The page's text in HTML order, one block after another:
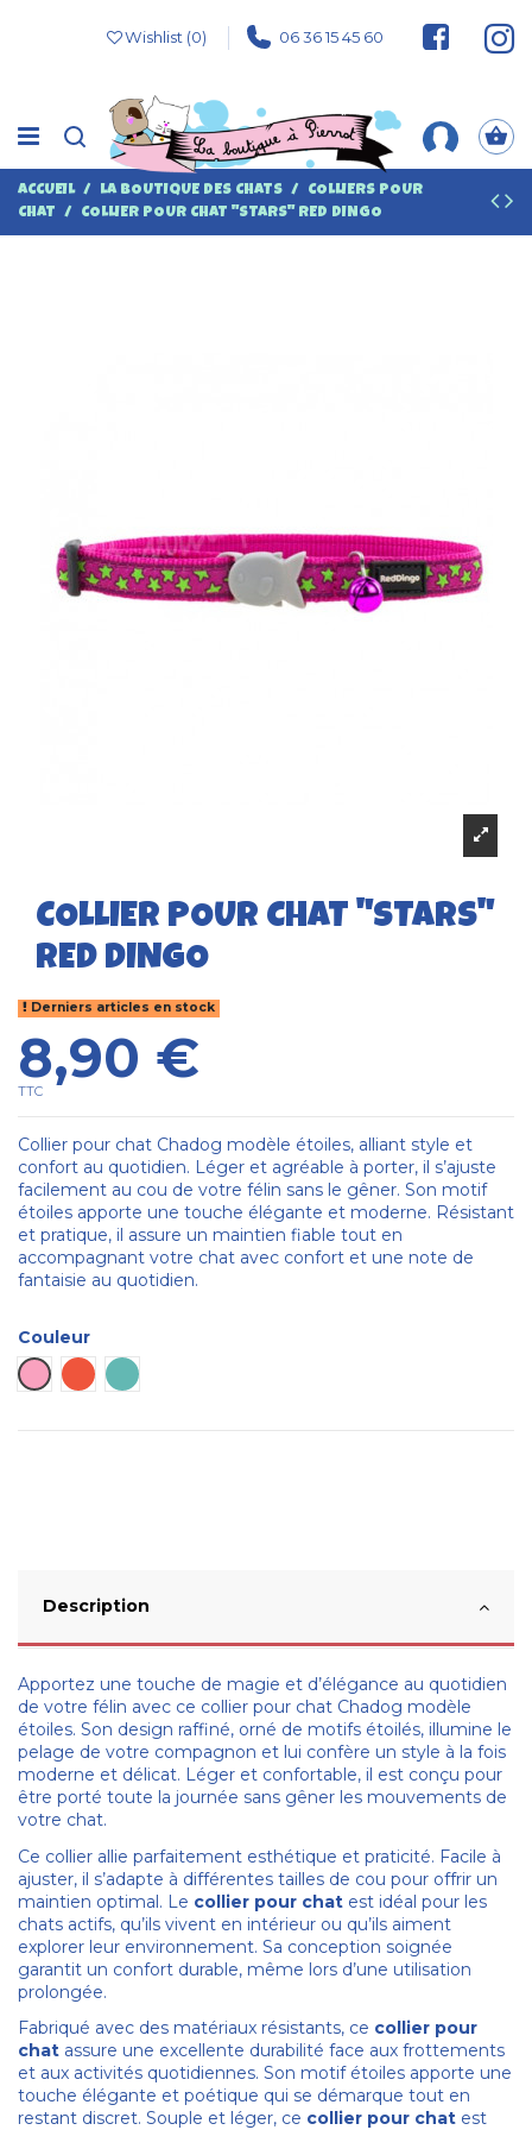
Wishlist (0) 06 36 15 45 60
ACCUEIL LA BOUTIQUE DES CHATS
COLLIERS POUR
CHAT
COLLIER POUR CHAT "STARS" RED DINGO
COLLIER POUR CHAT "STARS"
RED DINGO
Derniers articles en stock
8,90 €
TTC
Collier pour chat Chadog modèle étoiles, alliant style et
confort au quotidien. Léger et agréable à porter, il s’ajuste
facilement au cou de votre félin sans le gêner. Son motif
étoiles apporte une touche élégante et moderne. Résistant
et pratique, il assure un maintien fiable tout en
accompagnant votre chat avec confort et une note de
fantaisie au quotidien.
Couleur
Rose
Rouge Turquoise
Description
Apportez une touche de magie et d’élégance au quotidien
de votre félin avec ce collier pour chat Chadog modèle
étoiles. Son design raffiné, orné de motifs étoilés, illumine le
pelage de votre compagnon et lui confère un style à la fois
moderne et délicat. Léger et confortable, il est conçu pour
être porté toute la journée sans gêner les mouvements de
votre chat.
Ce collier allie parfaitement esthétique et praticité. Facile à
ajuster, il s’adapte à différentes tailles de cou pour offrir un
maintien optimal. Le collier pour chat est idéal pour les
chats actifs, qu’ils vivent en intérieur ou qu’ils aiment
explorer leur environnement. Sa conception soignée
garantit un confort durable, même lors d’une utilisation
prolongée.
Fabriqué avec des matériaux résistants, ce collier pour
chat assure une excellente durabilité face aux frottements
et aux activités quotidiennes. Son motif étoiles apporte une
touche élégante et poétique qui se démarque tout en
restant discret. Souple et léger, ce collier pour chat est